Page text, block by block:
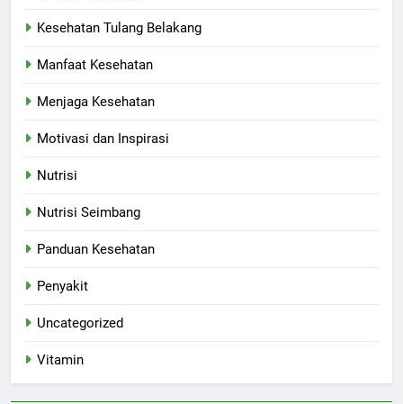
Kesehatan Tulang Belakang
Manfaat Kesehatan
Menjaga Kesehatan
Motivasi dan Inspirasi
Nutrisi
Nutrisi Seimbang
Panduan Kesehatan
Penyakit
Uncategorized
Vitamin